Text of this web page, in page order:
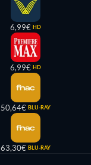
6,99€ HD
6,99€ HD
50,64€ BLU-RAY
63,30€ BLU-RAY